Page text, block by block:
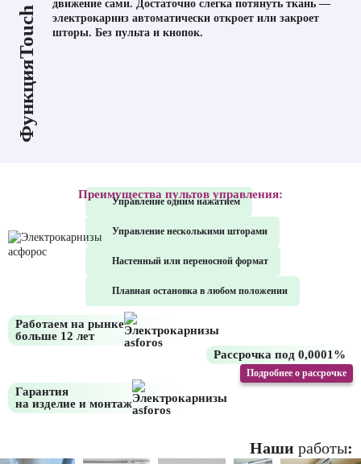
Функция
движение сами. Достаточно слегка потянуть ткань —
электрокарниз автоматически откроет или закроет
шторы. Без пульта и кнопок.
Преимущества пультов управления:
Управлениеодним нажатием
Управлениенесколькими шторами
Настенный или переноснойформат
Плавная остановка в любом положении
Работаем на рынке
больше 12 лет
Рассрочка под 0,0001%
Подробнее о рассрочке
Гарантия
на изделие и монтаж
Наши работы: